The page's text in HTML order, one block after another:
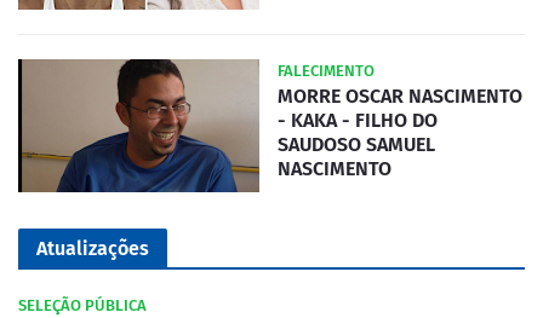
FALECIMENTO
MORRE OSCAR NASCIMENTO
- KAKA - FILHO DO
SAUDOSO SAMUEL
NASCIMENTO
Atualizações
SELEÇÃO PÚBLICA